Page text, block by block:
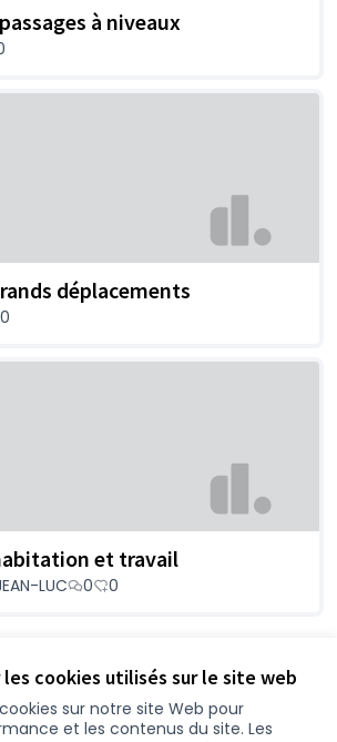
cookies utilisés sur le site web
sur notre site Web pour
et les contenus du site. Les
à niveaux
déplacements
0
et travail
LUC 0 0